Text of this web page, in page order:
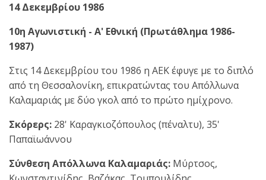
14 Δεκεμβρίου 1986
10η Αγωνιστική - Α' Εθνική (Πρωτάθλημα 1986-
1987)
Στις 14 Δεκεμβρίου του 1986 η ΑΕΚ έφυγε με το διπλό
από τη Θεσσαλονίκη, επικρατώντας του Απόλλωνα
Καλαμαριάς με δύο γκολ από το πρώτο ημίχρονο.
Σκόρερς: 28' Καραγκιοζόπουλος (πέναλτυ), 35'
Παπαϊωάννου
Σύνθεση Απόλλωνα Καλαμαριάς: Μύρτσος,